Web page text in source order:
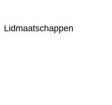
Lidmaatschappen